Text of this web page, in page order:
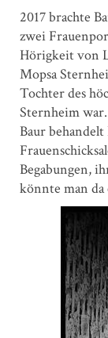
2017 brachte
zwei
Hörigkeit von
Mopsa
Tochter des
Sternheim
Baur
Begabungen,
könnte man